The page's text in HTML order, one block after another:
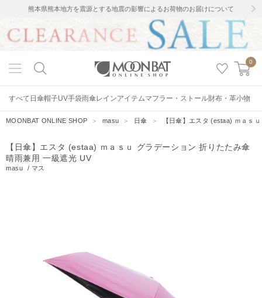
熊本県熊本地方を震源とする地震の影響によるお荷物のお届けについて
0
すべて 日傘帽子UV手袋雨傘レインアイテムマフラー・ストール財布・革小物
MOONBAT ONLINE SHOP ＞masu ＞ 日傘 ＞ 【日傘】エスタ (estaa) ｍａｓ
【日傘】エスタ (estaa) ｍａｓｕ グラデーション 折りたたみ傘
晴雨兼用 一級遮光 UV
masu / マス